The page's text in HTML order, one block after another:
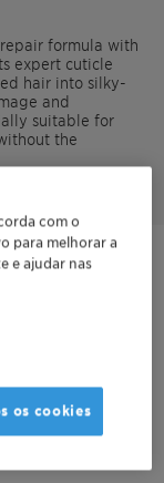
formula with
expert cuticle
hair into silky-
and
suitable for
the
com o
para melhorar a
e ajudar nas
os cookies